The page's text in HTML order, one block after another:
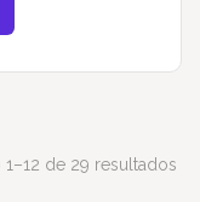
1–12 de 29 resultados